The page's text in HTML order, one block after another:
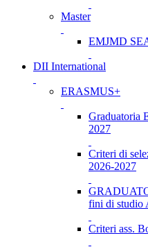
Master
EMJMD
DII International
ERASMUS+
Graduatoria
2027
Criteri di
2026-2027
fini di studio
Criteri ass.